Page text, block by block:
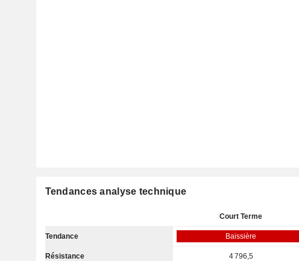
Tendances analyse technique
Court Terme
Tendance Baissière
Résistance 4 796,5